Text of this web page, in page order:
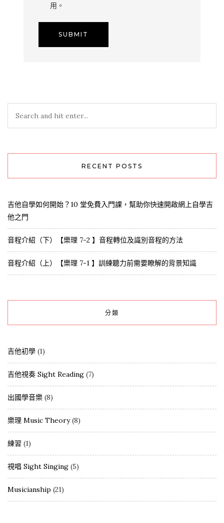
用。
RECENT POSTS
吉他自學如何開始？10 堂免費入門課，幫助你快速開啟網上自學吉
他之門
音程介紹（下）【樂理 7-2 】音程轉位及識別音程的方法
音程介紹（上）【樂理 7-1 】訓練聽力前需要瞭解的背景知識
分類
吉他初學 (1)
吉他視奏 Sight Reading (7)
出國學音樂 (8)
樂理 Music Theory(8)
練習 (1)
視唱 Sight Singing (5)
Musicianship (21)